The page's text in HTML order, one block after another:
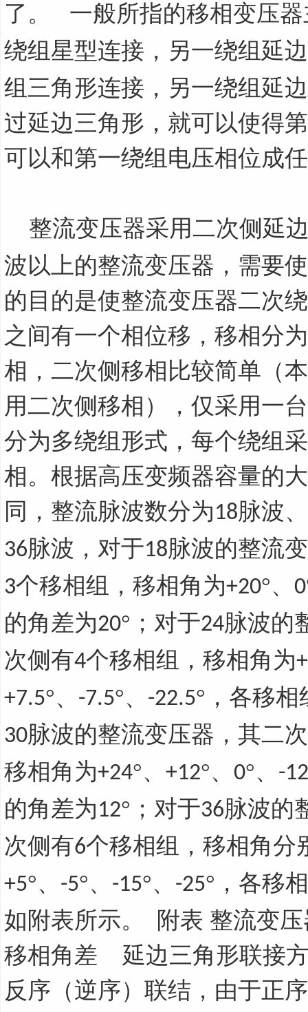
了。 一般所指的移相变压
绕组星型连接，另一绕组延
组三角形连接，另一绕组延
过延边三角形，就可以使得
可以和第一绕组电压相位成
整流变压器采用二次侧延
波以上的整流变压器，需要
的目的是使整流变压器二次
之间有一个相位移，移相分
相，二次侧移相比较简单（
用二次侧移相），仅采用一
分为多绕组形式，每个绕组
相。根据高压变频器容量的
同，整流脉波数分为18脉波、
36脉波，对于18脉波的整流
3个移相组，移相角为+20°、 0
的角差为20°；对于24脉波的
次侧有4个移相组，移相角为
+7.5°、 -7.5°、 -22.5°，各移相
30脉波的整流变压器，其二
移相角为+24°、 +12°、 0°、 -12
的角差为12°；对于36脉波的
次侧有6个移相组，移相角分
+5°、 -5°、 -15°、 -25°，各移
如附表所示。 附表 整流变
移相角差 延边三角形联接
反序（逆序）联结，由于正